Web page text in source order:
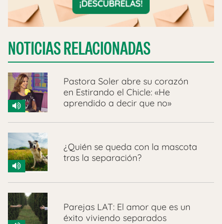
NOTICIAS RELACIONADAS
Pastora Soler abre su corazón
en Estirando el Chicle: «He
aprendido a decir que no»
¿Quién se queda con la mascota
tras la separación?
Parejas LAT: El amor que es un
éxito viviendo separados